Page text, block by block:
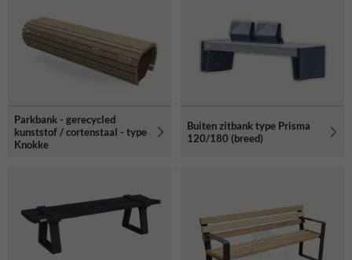
Parkbank - gerecycled
kunststof / cortenstaal - type
Knokke
Buiten zitbank type Prisma
120/180 (breed)